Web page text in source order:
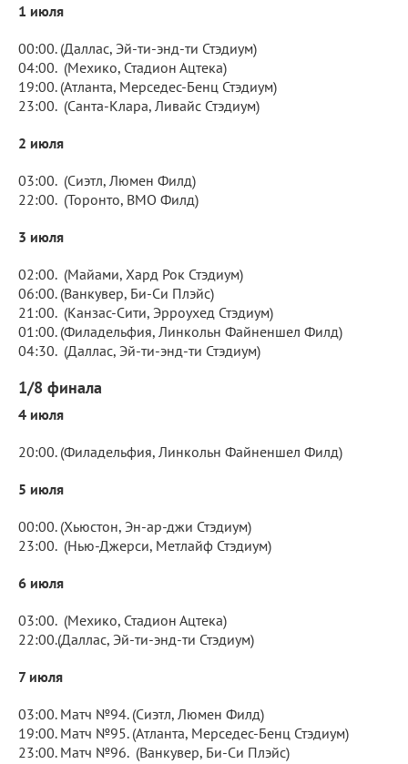
1 июля
00:00. (Даллас, Эй-ти-энд-ти Стэдиум)
04:00. (Мехико, Стадион Ацтека)
19:00. (Атланта, Мерседес-Бенц Стэдиум)
23:00. (Санта-Клара, Ливайс Стэдиум)
2 июля
03:00. (Сиэтл, Люмен Филд)
22:00. (Торонто, BMO Филд)
3 июля
02:00. (Майами, Хард Рок Стэдиум)
06:00. (Ванкувер, Би-Си Плэйс)
21:00. (Канзас-Сити, Эрроухед Стэдиум)
01:00. (Филадельфия, Линкольн Файненшел Филд)
04:30. (Даллас, Эй-ти-энд-ти Стэдиум)
1/8 финала
4 июля
20:00. (Филадельфия, Линкольн Файненшел Филд)
5 июля
00:00. (Хьюстон, Эн-ар-джи Стэдиум)
23:00. (Нью-Джерси, Метлайф Стэдиум)
6 июля
03:00. (Мехико, Стадион Ацтека)
22:00.(Даллас, Эй-ти-энд-ти Стэдиум)
7 июля
03:00. Матч №94. (Сиэтл, Люмен Филд)
19:00. Матч №95. (Атланта, Мерседес-Бенц Стэдиум)
23:00. Матч №96. (Ванкувер, Би-Си Плэйс)